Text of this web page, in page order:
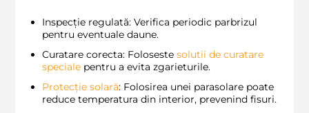
Inspecție regulată: Verifica periodic parbrizul
pentru eventuale daune.
Curatare corecta: Foloseste solutii de curatare
speciale pentru a evita zgarieturile.
Protecție solară: Folosirea unei parasolare poate
reduce temperatura din interior, prevenind fisuri.